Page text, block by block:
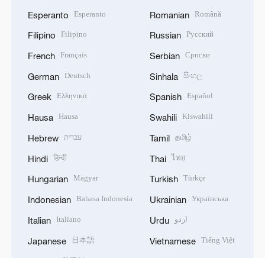
Esperanto Esperanto
Filipino Filipino
French Français
German Deutsch
Greek Ελληνικά
Hausa Hausa
Hebrew עברית
Hindi हिन्दी
Hungarian Magyar
Indonesian Bahasa Indonesia
Italian Italiano
Japanese 日本語
Romanian Română
Russian Русский
Serbian Српски
Sinhala සිංහල
Spanish Español
Swahili Kiswahili
Tamil தமிழ்
Thai ไทย
Turkish Türkçe
Ukrainian Українська
Urdu اردو
Vietnamese Tiếng Việt